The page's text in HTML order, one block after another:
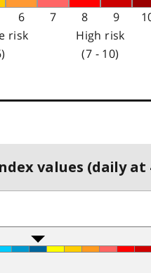
6 7 8 9
risk
High risk
(7 - 10)
values (daily at